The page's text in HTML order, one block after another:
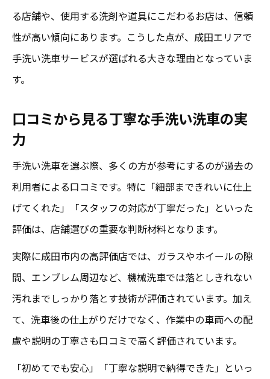
る店舗や、使用する洗剤や道具にこだわるお店は、信頼
性が高い傾向にあります。こうした点が、成田エリアで
手洗い洗車サービスが選ばれる大きな理由となっていま
す。
口コミから見る丁寧な手洗い洗車の実
力
手洗い洗車を選ぶ際、多くの方が参考にするのが過去の
利用者による口コミです。特に「細部まできれいに仕上
げてくれた」「スタッフの対応が丁寧だった」といった
評価は、店舗選びの重要な判断材料となります。
実際に成田市内の高評価店では、ガラスやホイールの隙
間、エンブレム周辺など、機械洗車では落としきれない
汚れまでしっかり落とす技術が評価されています。加え
て、洗車後の仕上がりだけでなく、作業中の車両への配
慮や説明の丁寧さも口コミで高く評価されています。
「初めてでも安心」「丁寧な説明で納得できた」といっ